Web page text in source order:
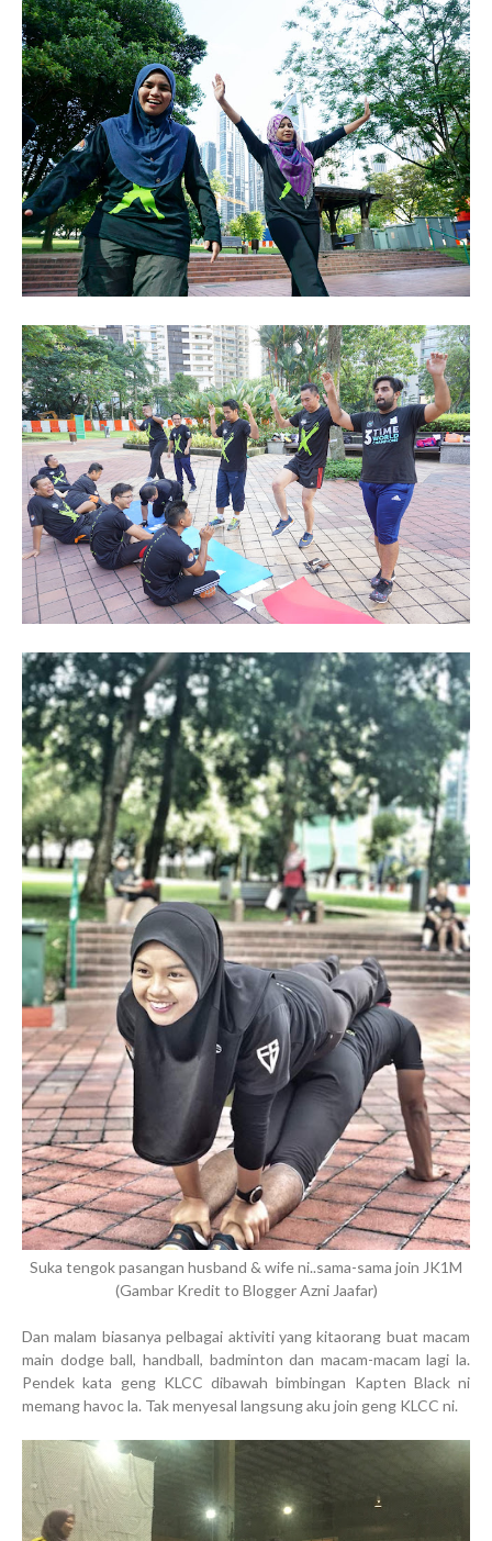
Suka tengok pasangan husband & wife ni..sama-sama join JK1M
(Gambar Kredit to Blogger Azni Jaafar)
Dan malam biasanya pelbagai aktiviti yang kitaorang buat macam
main dodge ball, handball, badminton dan macam-macam lagi la.
Pendek kata geng KLCC dibawah bimbingan Kapten Black ni
memang havoc la. Tak menyesal langsung aku join geng KLCC ni.